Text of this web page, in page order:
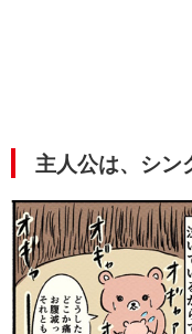
主人公は、シン